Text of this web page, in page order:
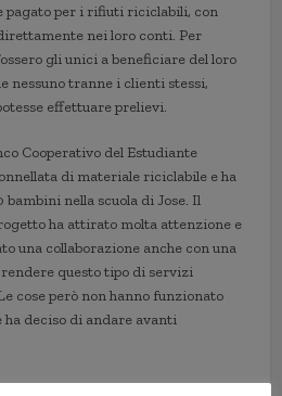
pagato per i rifiuti riciclabili, con
nei loro conti. Per
gli unici a beneficiare del loro
nessuno tranne i clienti stessi,
effettuare prelievi.
Cooperativo del Estudiante
di materiale riciclabile e ha
nella scuola di Jose. Il
ha attirato molta attenzione e
una collaborazione anche con una
questo tipo di servizi
cose però non hanno funzionato
ha deciso di andare avanti
è cresciuta ogni anno sin